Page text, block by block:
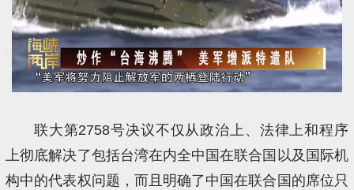
联大第2758号决议不仅从政治上、法律上和程序
上彻底解决了包括台湾在内全中国在联合国以及国际机
构中的代表权问题，而且明确了中国在联合国的席位只